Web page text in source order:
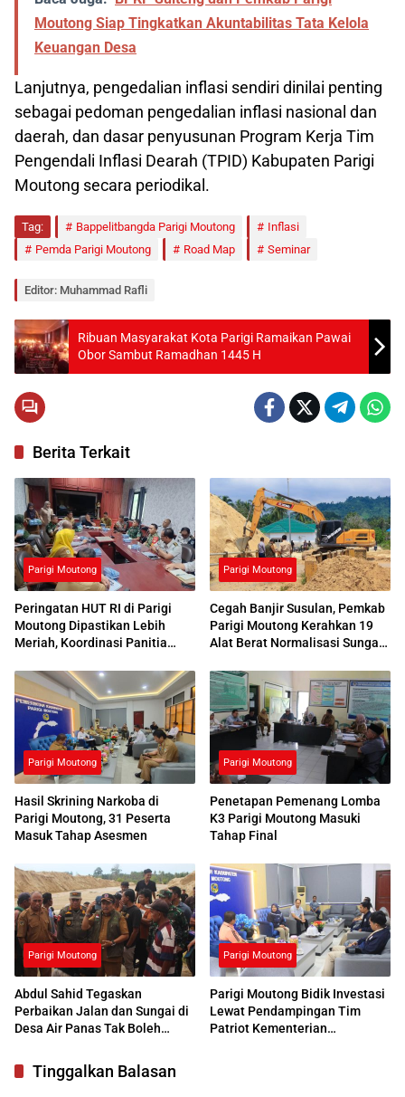
Moutong Siap Tingkatkan Akuntabilitas Tata Kelola
Keuangan Desa
Lanjutnya, pengedalian inflasi sendiri dinilai penting
sebagai pedoman pengedalian inflasi nasional dan
daerah, dan dasar penyusunan Program Kerja Tim
Pengendali Inflasi Dearah (TPID) Kabupaten Parigi
Moutong secara periodikal.
Tag: Bappelitbangda Parigi Moutong
Inflasi
Pemda Parigi Moutong
Road Map Seminar
Editor: Muhammad Rafli
Ribuan Masyarakat Kota Parigi Ramaikan Pawai
Obor Sambut Ramadhan 1445 H
Berita Terkait
Parigi Moutong
Peringatan HUT RI di Parigi
Moutong Dipastikan Lebih
Meriah, Koordinasi Panitia
Parigi Moutong
Cegah Banjir Susulan, Pemkab
Parigi Moutong Kerahkan 19
Alat Berat Normalisasi Sungai
Parigi Moutong
Hasil Skrining Narkoba di
Parigi Moutong, 31 Peserta
Masuk Tahap Asesmen
Parigi Moutong
Penetapan Pemenang Lomba
K3 Parigi Moutong Masuki
Tahap Final
Parigi Moutong
Abdul Sahid Tegaskan
Perbaikan Jalan dan Sungai di
Desa Air Panas Tak Boleh
Parigi Moutong
Parigi Moutong Bidik Investasi
Lewat Pendampingan Tim
Patriot Kementerian
Tinggalkan Balasan